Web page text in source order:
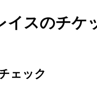
イスのチケ
ェック